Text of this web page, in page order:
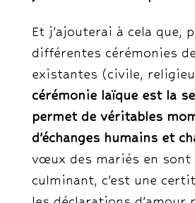
Et j’ajouterai à cela que,
différentes cérémonies
existantes (civile,
cérémonie laïque est la
permet de véritables
d’échanges humains et
vœux des mariés en sont
culminant, c’est une